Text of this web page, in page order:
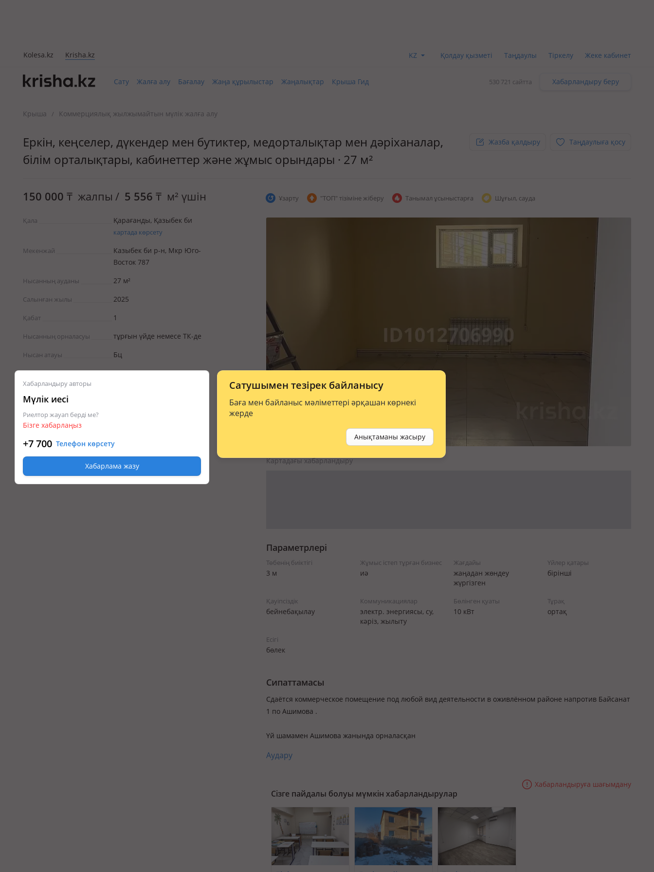
Kolesa.kz Krisha.kz KZ Қолдау қызметі Таңдаулы Тіркелу Жеке кабинет
Сату Жалға алу Бағалау Жаңа құрылыстар Жаңалықтар Крыша Гид 530 721 сайтта Хабарландыру беру
Крыша / Коммерциялық жылжымайтын мүлік жалға алу
Еркін, кеңселер, дүкендер мен бутиктер, медорталықтар мен дәріханалар,
білім орталықтары, кабинеттер және жұмыс орындары · 27 м²
Жазба қалдыру Таңдаулыға қосу
150 000 ₸ жалпы / 5 556 ₸ м² үшін
Қала Қарағанды, Қазыбек би
картада көрсету
Мекенжай
Казыбек би р-н, Мкр Юго-
Восток 787
Нысанның ауданы 27 м²
Салынған жылы 2025
Қабат 1
Нысанның орналасуы тұрғын үйде немесе ТК-де
Нысан атауы Бц
Сатушымен тезірек байланысу
Баға мен байланыс мәліметтері әрқашан көрнекі
жерде
Анықтаманы жасыру
Хабарландыру авторы
Мүлік иесі
Риелтор жауап берді ме?
Бізге хабарлаңыз
+7 700 Телефон көрсету
Хабарлама жазу
Ұзарту "ТОП" тізіміне жіберу Танымал ұсыныстарға Шұғыл, сауда
Картадағы хабарландыру
Параметрлері
Төбенің биіктігі
3 м
Жұмыс істеп тұрған бизнес
иә
Жағдайы
жаңадан жөндеу
жүргізген
Үйлер қатары
бірінші
Қауіпсіздік
бейнебақылау
Коммуникациялар
электр. энергиясы, су,
кәріз, жылыту
Бөлінген қуаты
10 кВт
Тұрақ
ортақ
Есігі
бөлек
Сипаттамасы
Сдаётся коммерческое помещение под любой вид деятельности в оживлённом районе напротив Байсанат
1 по Ашимова .
Үй шамамен Ашимова жанында орналасқан
Аудару
Хабарландыруға шағымдану
Сізге пайдалы болуы мүмкін хабарландырулар